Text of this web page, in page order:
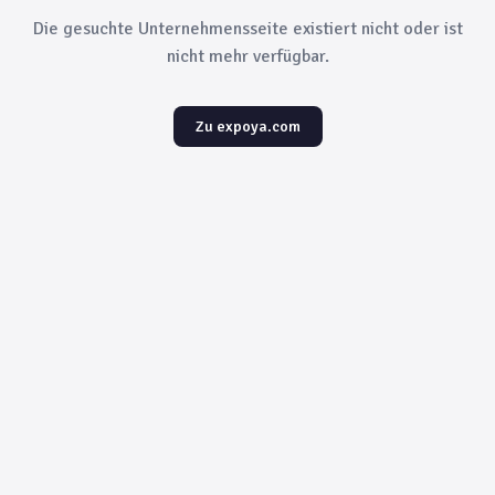
Die gesuchte Unternehmensseite existiert nicht oder ist
nicht mehr verfügbar.
Zu expoya.com